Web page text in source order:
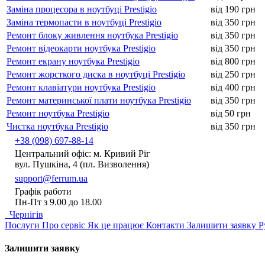
Заміна процесора в ноутбуці Prestigio
від 190 грн
Заміна термопасти в ноутбуці Prestigio
від 350 грн
Ремонт блоку живлення ноутбука Prestigio
від 350 грн
Ремонт відеокарти ноутбука Prestigio
від 350 грн
Ремонт екрану ноутбука Prestigio
від 800 грн
Ремонт жорсткого диска в ноутбуці Prestigio
від 250 грн
Ремонт клавіатури ноутбука Prestigio
від 400 грн
Ремонт материнської плати ноутбука Prestigio
від 350 грн
Ремонт ноутбука Prestigio
від 50 грн
Чистка ноутбука Prestigio
від 350 грн
+38 (098) 697-88-14
Центральний офіс: м. Кривий Ріг
вул. Пушкіна, 4 (пл. Визволення)
support@ferrum.ua
Графік работи
Пн-Пт з 9.00 до 18.00
Чернігів
Послуги Про сервіс Як це працює Контакти Залишити заявку
Залишити заявку